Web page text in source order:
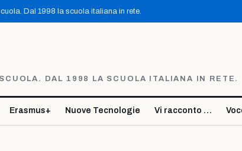
Dal 1998 la scuola italiana in rete.
DAL 1998 LA SCUOLA ITALIANA IN RETE.
Erasmus+ Nuove Tecnologie Vi racconto …